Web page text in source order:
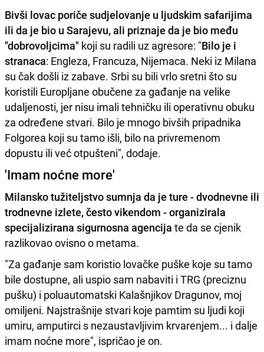
Bivši lovac poriče sudjelovanje u ljudskim safarijima
ili da je bio u Sarajevu, ali priznaje da je bio među
"dobrovoljcima" koji su radili uz agresore: "Bilo je i
stranaca: Engleza, Francuza, Nijemaca. Neki iz Milana
su čak došli iz zabave. Srbi su bili vrlo sretni što su
koristili Europljane obučene za gađanje na velike
udaljenosti, jer nisu imali tehničku ili operativnu obuku
za određene stvari. Bilo je mnogo bivših pripadnika
Folgorea koji su tamo išli, bilo na privremenom
dopustu ili već otpušteni", dodaje.
'Imam noćne more'
Milansko tužiteljstvo sumnja da je ture - dvodnevne ili
trodnevne izlete, često vikendom - organizirala
specijalizirana sigurnosna agencija te da se cjenik
razlikovao ovisno o metama.
"Za gađanje sam koristio lovačke puške koje su tamo
bile dostupne, ali uspio sam nabaviti i TRG (preciznu
pušku) i poluautomatski Kalašnjikov Dragunov, moj
omiljeni. Najstrašnije stvari koje pamtim su ljudi koji
umiru, amputirci s nezaustavljivim krvarenjem... i dalje
imam noćne more", ispričao je on.